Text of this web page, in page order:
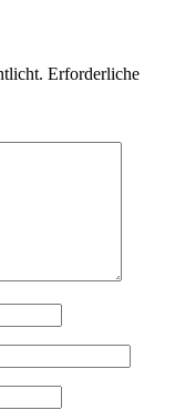
Erforderliche